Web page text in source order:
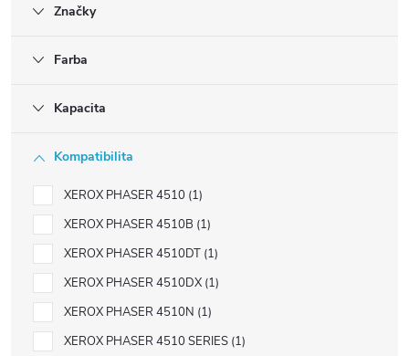
Značky
Farba
Kapacita
Kompatibilita
XEROX PHASER 4510 1
XEROX PHASER 4510B 1
XEROX PHASER 4510DT 1
XEROX PHASER 4510DX 1
XEROX PHASER 4510N 1
XEROX PHASER 4510 SERIES 1